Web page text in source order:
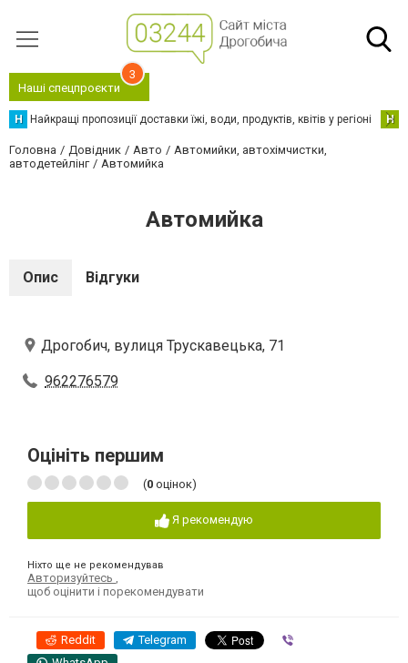
Наші спецпроєкти
3
Н Найкращі пропозиції доставки їжі, води, продуктів, квітів у регіоні Н
Головна Довідник Авто
Автомийки, автохімчистки,
автодетейлінг
Автомийка
Автомийка
Опис Відгуки
Дрогобич, вулиця Трускавецька, 71
962276579
Оцініть першим
(0 оцінок)
Я рекомендую
Ніхто ще не рекомендував
Авторизуйтесь
щоб оцінити і порекомендувати
Reddit Telegram